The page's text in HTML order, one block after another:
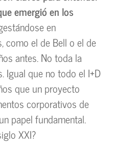
emergió en los
en
como el de Bell o el de
antes. No toda la
Igual que no todo el I+D
que un proyecto
corporativos de
papel fundamental.
XXI?